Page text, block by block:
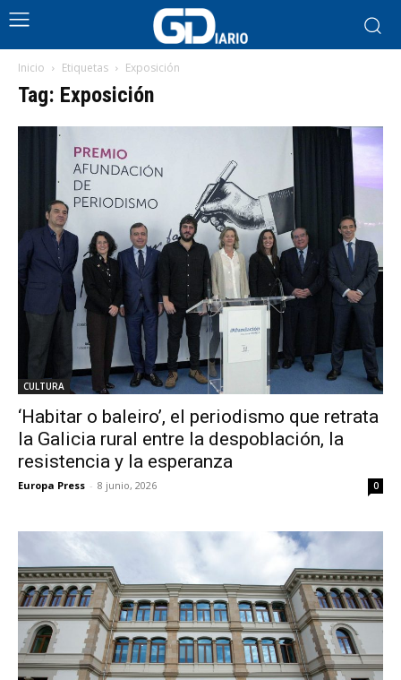
Inicio Etiquetas Exposición
Tag: Exposición
CULTURA
‘Habitar o baleiro’, el periodismo que retrata
la Galicia rural entre la despoblación, la
resistencia y la esperanza
Europa Press - 8 junio, 2026 0